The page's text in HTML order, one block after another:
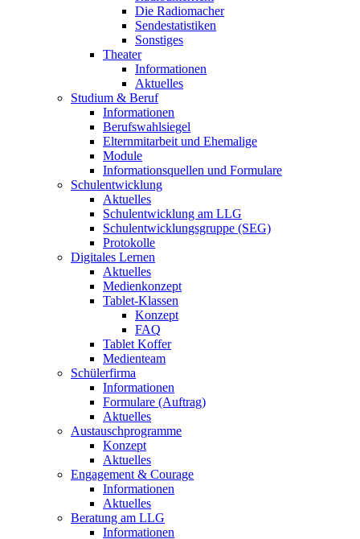
Die Radiomacher
Sendestatistiken
Sonstiges
Theater
Informationen
Aktuelles
Studium & Beruf
Informationen
Berufswahlsiegel
Elternmitarbeit und Ehemalige
Module
Informationsquellen und Formulare
Schulentwicklung
Aktuelles
Schulentwicklung am LLG
Schulentwicklungsgruppe (SEG)
Protokolle
Digitales Lernen
Aktuelles
Medienkonzept
Tablet-Klassen
Konzept
FAQ
Tablet Koffer
Medienteam
Schülerfirma
Informationen
Formulare (Auftrag)
Aktuelles
Austauschprogramme
Konzept
Aktuelles
Engagement & Courage
Informationen
Aktuelles
Beratung am LLG
Informationen